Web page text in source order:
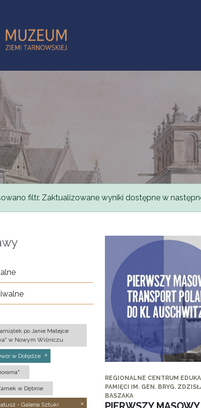
filtr. Zaktualizowane wyniki dostępne w
po Janie Matejce
w Nowym Wiśniczu
w Dołędze
w Dębnie
- Galeria Sztuki
REGIONALNE CENTRUM
PAMIĘCI IM. GEN. BRYG.
BASZAKA